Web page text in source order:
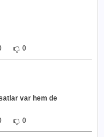
0
var hem de
0